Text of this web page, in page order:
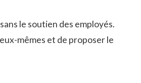
le soutien des employés.
mêmes et de proposer le